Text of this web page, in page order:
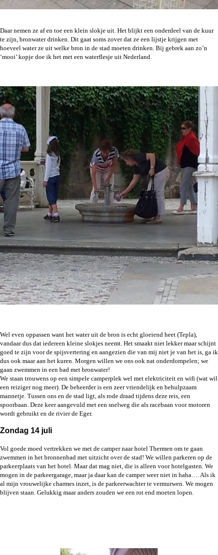
Daar nemen ze af en toe een klein slokje uit. Het blijkt een onderdeel van de kuur
te zijn, bronwater drinken. Dit gaat soms zover dat ze een lijstje krijgen met
hoeveel water ze uit welke bron in de stad moeten drinken. Bij gebrek aan zo’n
‘mooi’ kopje doe ik het met een waterflesje uit Nederland.
Wel even oppassen want het water uit de bron is echt gloeiend heet (Tepla),
vandaar dus dat iedereen kleine slokjes neemt. Het smaakt niet lekker maar schijnt
goed te zijn voor de spijsvertering en aangezien die van mij niet je van het is, ga ik
dus ook maar aan het kuren. Morgen willen we ons ook nat onderdompelen; we
gaan zwemmen in een bad met bronwater!
We staan trouwens op een simpele camperplek wel met elektriciteit en wifi (wat wil
een reiziger nog meer). De beheerder is een zeer vriendelijk en behulpzaam
mannetje. Tussen ons en de stad ligt, als rode draad tijdens deze reis, een
spoorbaan. Deze keer aangevuld met een snelweg die als racebaan voor motoren
wordt gebruikt en de rivier de Eger.
Zondag 14 juli
Vol goede moed vertrekken we met de camper naar hotel Thermen om te gaan
zwemmen in het bronnenbad met uitzicht over de stad! We willen parkeren op de
parkeerplaats van het hotel. Maar dat mag niet, die is alleen voor hotelgasten. We
mogen in de parkeergarage, maar ja daar kan de camper weer niet in haha…. Als ik
al mijn vrouwelijke charmes inzet, is de parkeerwachter te vermurwen. We mogen
blijven staan. Gelukkig maar anders zouden we een rot end moeten lopen.